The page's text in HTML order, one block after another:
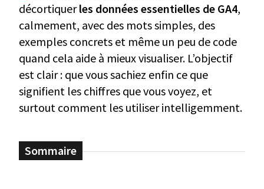
décortiquerles données essentielles de GA4,
calmement, avec des mots simples, des
exemples concrets et même un peu de code
quand cela aide à mieux visualiser. L’objectif
est clair : que vous sachiez enfin ce que
signifient les chiffres que vous voyez, et
surtout comment les utiliser intelligemment.